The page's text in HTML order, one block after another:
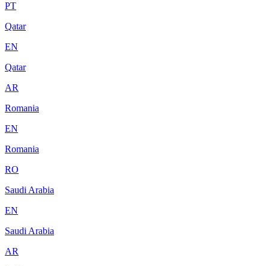
PT
Qatar
EN
Qatar
AR
Romania
EN
Romania
RO
Saudi Arabia
EN
Saudi Arabia
AR